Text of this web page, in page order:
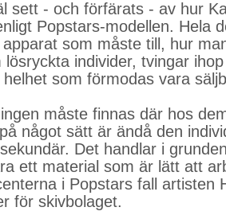
sett - och förfärats - av hur
Popstars-modellen. Hela
apparat som måste till, hur
lösryckta individer, tvingar
som förmodas vara
måste finnas där hos
något sätt är ändå den
Det handlar i
ett material som är lätt att
i Popstars fall artisten
för skivbolaget.